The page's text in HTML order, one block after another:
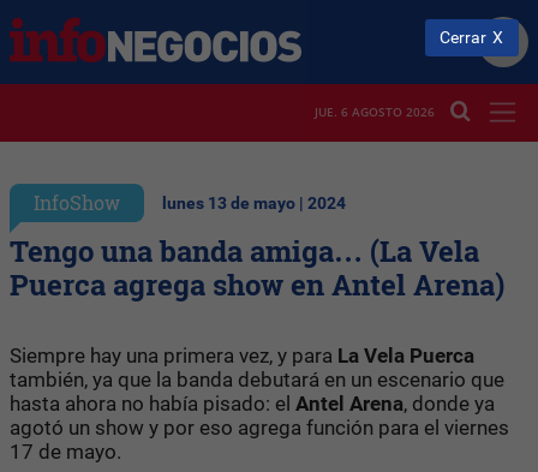
JUE. 6 AGOSTO 2026
InfoShow lunes 13 de mayo | 2024
Tengo una banda amiga… (La Vela
Puerca agrega show en Antel Arena)
Siempre hay una primera vez, y para La Vela Puerca
también, ya que la banda debutará en un escenario que
hasta ahora no había pisado: el Antel Arena, donde ya
agotó un show y por eso agrega función para el viernes
17 de mayo.
Cerrar